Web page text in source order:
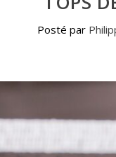
Posté par